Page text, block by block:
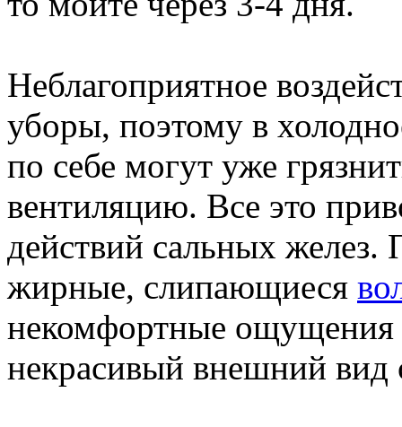
Неблагоприятное
уборы, поэтому в
по себе могут уже
вентиляцию. Все это
действий сальных
жирные, слипающиеся
некомфортные ощущения
некрасивый внешний вид